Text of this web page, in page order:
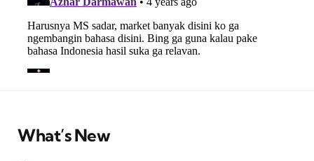
What’s New